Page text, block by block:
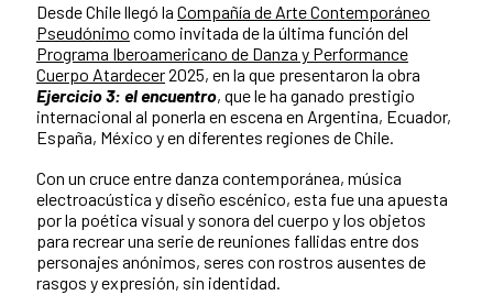
Desde Chile llegó la Compañía de Arte Contemporáneo
Pseudónimo como invitada de la última función del
Programa Iberoamericano de Danza y Performance
Cuerpo Atardecer2025, en la que presentaron la obra
Ejercicio 3: el encuentro, que le ha ganado prestigio
internacional al ponerla en escena en Argentina, Ecuador,
España, México y en diferentes regiones de Chile.
Con un cruce entre danza contemporánea, música
electroacústica y diseño escénico, esta fue una apuesta
por la poética visual y sonora del cuerpo y los objetos
para recrear una serie de reuniones fallidas entre dos
personajes anónimos, seres con rostros ausentes de
rasgos y expresión, sin identidad.